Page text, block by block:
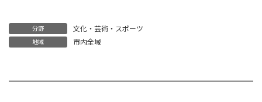
分野 文化・芸術・スポーツ
地域 市内全域